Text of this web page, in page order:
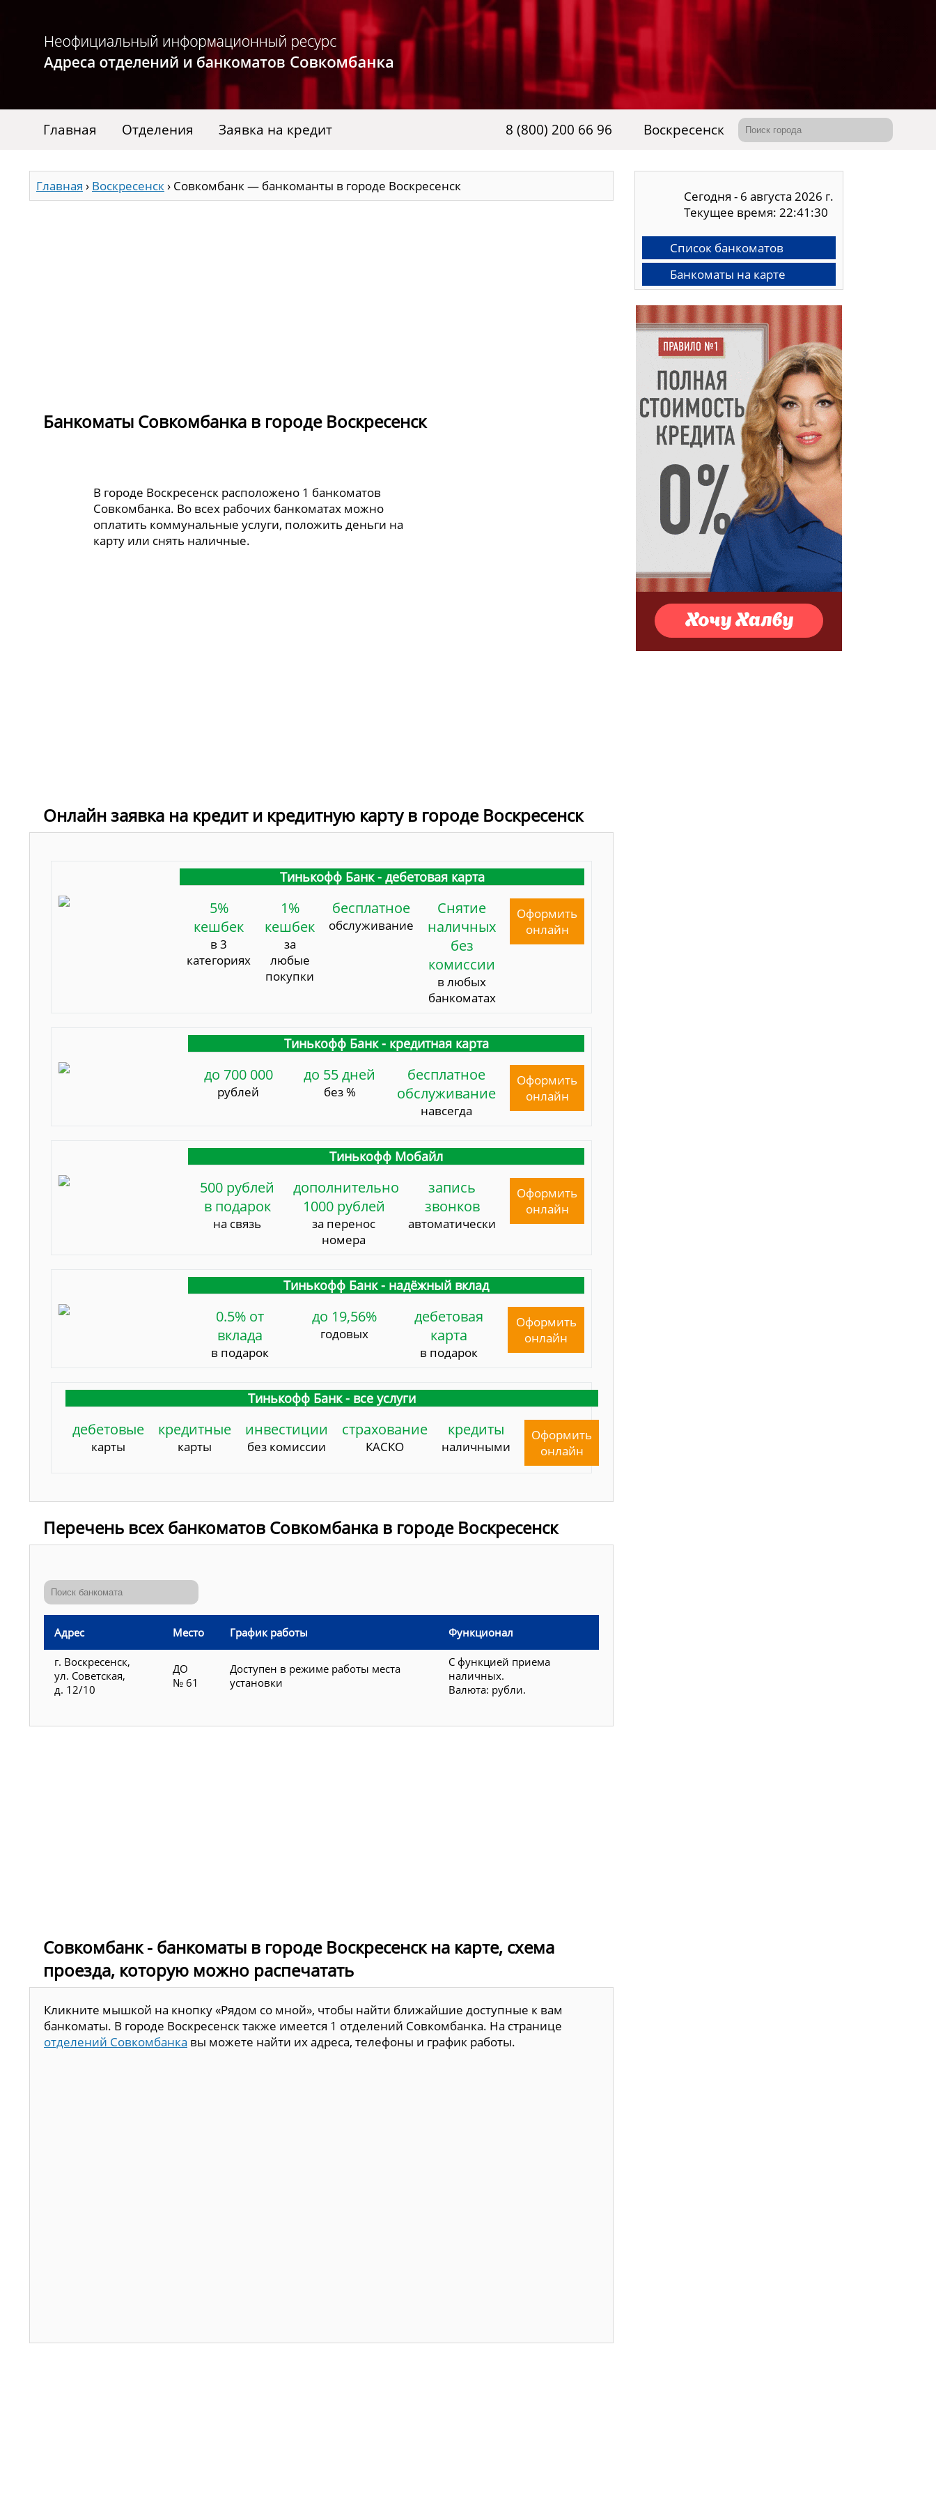
Главная Отделения Заявка на кредит 8 (800) 200 66 96 Воскресенск
Главная › Воскресенск› Совкомбанк — банкоманты в городе Воскресенск
Банкоматы Совкомбанка в городе Воскресенск
В городе Воскресенск расположено 1 банкоматов
Совкомбанка. Во всех рабочих банкоматах можно
оплатить коммунальные услуги, положить деньги на
карту или снять наличные.
Онлайн заявка на кредит и кредитную карту в городе Воскресенск
Тинькофф Банк - дебетовая карта
5%
кешбек
в 3
категориях
1%
кешбек
за
любые
покупки
бесплатное
обслуживание
Снятие
наличных
без
комиссии
в любых
банкоматах
Оформить
онлайн
Тинькофф Банк - кредитная карта
до 700 000
рублей
до 55 дней
без %
бесплатное
обслуживание
навсегда
Оформить
онлайн
Тинькофф Мобайл
500 рублей
в подарок
на связь
дополнительно
1000 рублей
за перенос
номера
запись
звонков
автоматически
Оформить
онлайн
Тинькофф Банк - надёжный вклад
0.5% от
вклада
в подарок
до 19,56%
годовых
дебетовая
карта
в подарок
Оформить
онлайн
Тинькофф Банк - все услуги
дебетовые
карты
кредитные
карты
инвестиции
без комиссии
страхование
КАСКО
кредиты
наличными
Оформить
онлайн
Перечень всех банкоматов Совкомбанка в городе Воскресенск
Адрес Место График работы Функционал
г. Воскресенск,
ул. Советская,
д. 12/10
ДО
№ 61
Доступен в режиме работы места
установки
С функцией приема
наличных.
Валюта: рубли.
Совкомбанк - банкоматы в городе Воскресенск на карте, схема
проезда, которую можно распечатать
Кликните мышкой на кнопку «Рядом со мной», чтобы найти ближайшие доступные к вам
банкоматы. В городе Воскресенск также имеется 1 отделений Совкомбанка. На странице
отделений Совкомбанка вы можете найти их адреса, телефоны и график работы.
Сегодня - 6 августа 2026 г.
Текущее время: 22:41:31
Список банкоматов
Банкоматы на карте